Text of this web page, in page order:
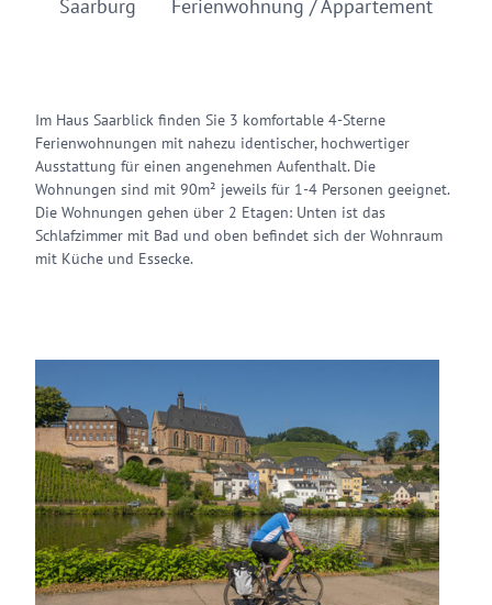
Saarburg Ferienwohnung / Appartement
Im Haus Saarblick finden Sie 3 komfortable 4-Sterne
Ferienwohnungen mit nahezu identischer, hochwertiger
Ausstattung für einen angenehmen Aufenthalt. Die
Wohnungen sind mit 90m² jeweils für 1-4 Personen geeignet.
Die Wohnungen gehen über 2 Etagen: Unten ist das
Schlafzimmer mit Bad und oben befindet sich der Wohnraum
mit Küche und Essecke.